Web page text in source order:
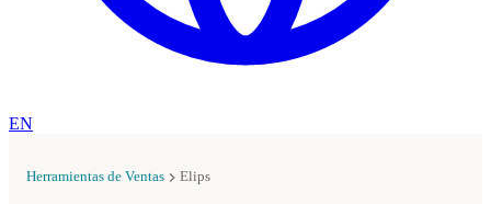
EN
Herramientas de Ventas Elips